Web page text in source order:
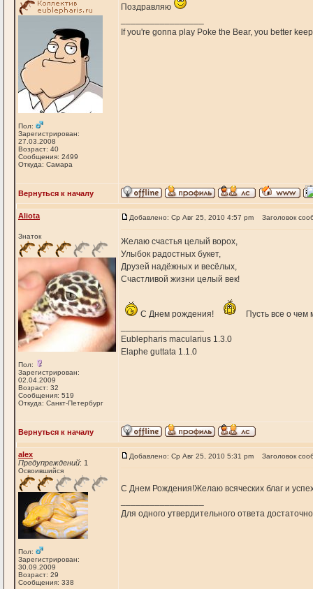
Пол:
Зарегистрирован:
27.03.2008
Возраст: 40
Сообщения: 2499
Откуда: Самара
Поздравляю
If you're gonna play Poke the Bear, you better
Вернуться к началу
Aliota
Знаток
Пол:
Зарегистрирован:
02.04.2009
Возраст: 32
Сообщения: 519
Откуда: Санкт-Петербург
Добавлено: Ср Авг 25, 2010 4:57 pm Заголовок
Желаю счастья целый ворох,
Улыбок радостных букет,
Друзей надёжных и весёлых,
Счастливой жизни целый век!
С Днем рождения!
Пусть все о чем
Eublepharis macularius 1.3.0
Elaphe guttata 1.1.0
Вернуться к началу
alex
Предупреждений: 1
Освоившийся
Пол:
Зарегистрирован:
30.09.2009
Возраст: 29
Сообщения: 338
Добавлено: Ср Авг 25, 2010 5:31 pm Заголовок
С Днем Рождения!Желаю всяческих благ и
Для одного утвердительного ответа